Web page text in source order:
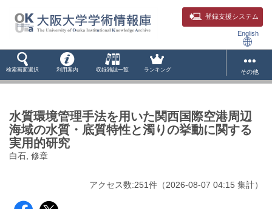
登録支援システム
English
検索画面選択 利用案内 収録雑誌一覧 ランキング その他
水質環境管理手法を用いた関西国際空港周辺
海域の水質・底質特性と濁りの挙動に関する
実用的研究
白石, 修章
アクセス数:251件 （2026-08-07 04:15 集計）